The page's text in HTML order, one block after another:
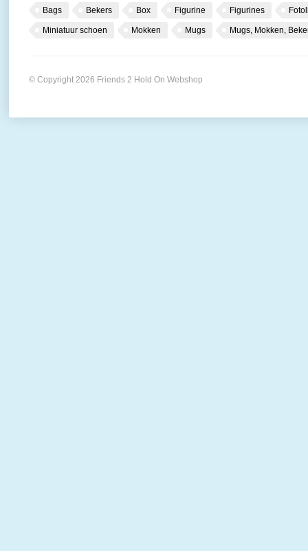
Bags Bekers Box Figurine Figurines
Miniatuur schoen Mokken Mugs Mugs, Mokken,
© Copyright 2026 Friends 2 Hold On Webshop